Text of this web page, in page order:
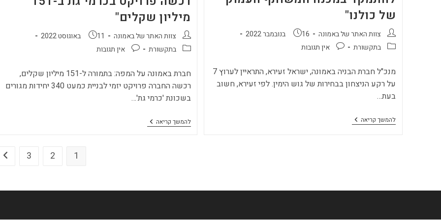
של כולנו"
מחבר:צוות האתר של באמונה פורסם:
16 בנובמבר 2022
קטגוריה:בתקשורת תגובות:אין תגובות
מנכ"ל חברת הבניה באמונה, ישראל זעירא, התראיין לערוץ 7
על רקע הניצחון בבחירות של גוש הימין. לפי זעירא, חשוב
בעת…
להמשך קריאהמנכ"ל
באמונה
של
מיליון שקלים"
מחבר:צוות האתר של באמונה פורסם:
11 באוגוסט 2022
קטגוריה:בתקשורת תגובות:אין תגובות
חברת באמונה על המפה: בתמורה ל-151 מיליון שקלים,
רכשה החברה פרויקט יזמי לבניית כמעט 340 יחידות מגורים
בשכונת 'כרמי גת'…
להמשך קריאהאתר
כלכליסט:
מיליון
1
2
3